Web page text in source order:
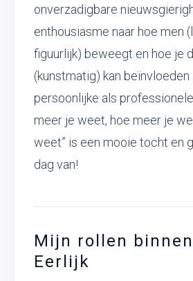
onverzadigbare
enthousiasme naar hoe men
figuurlijk) beweegt en hoe je
(kunstmatig) kan
persoonlijke als
meer je weet, hoe meer je
weet” is een mooie tocht en
dag van!
Mijn rollen
Eerlijk